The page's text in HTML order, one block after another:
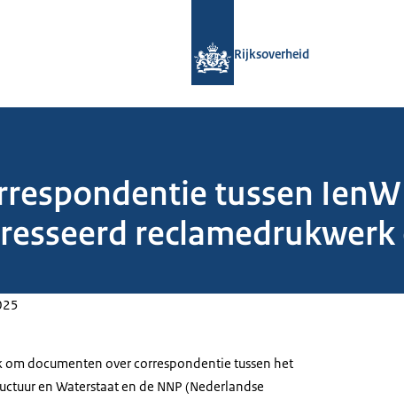
Rijksoverheid
tussen
om documenten over correspondentie tussen het
en Waterstaat en de NNP (Nederlandse